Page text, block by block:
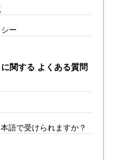
ー
関する よくある質問
語で受けられますか？